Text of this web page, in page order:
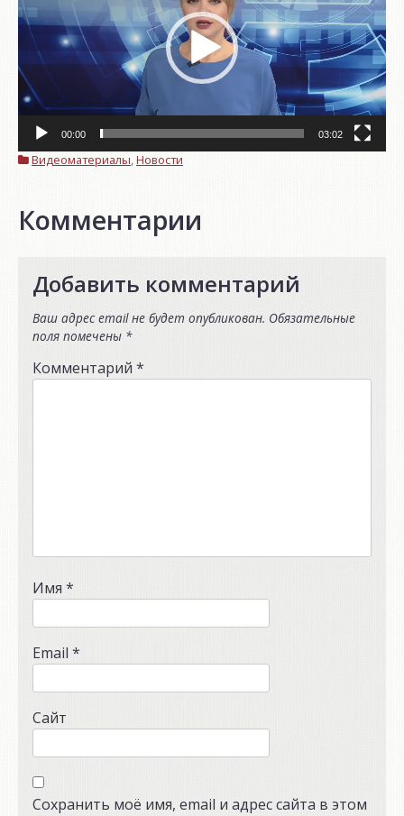
00:00 03:02
Видеоматериалы,Новости
Комментарии
Добавить комментарий
Ваш адрес email не будет опубликован. Обязательные
поля помечены *
Комментарий *
Имя *
Email *
Сайт
Сохранить моё имя, email и адрес сайта в этом